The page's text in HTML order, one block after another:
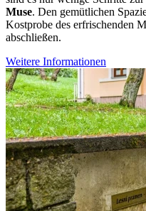
Muse. Den gemütlichen
Kostprobe des erfrischenden
abschließen.
Weitere Informationen